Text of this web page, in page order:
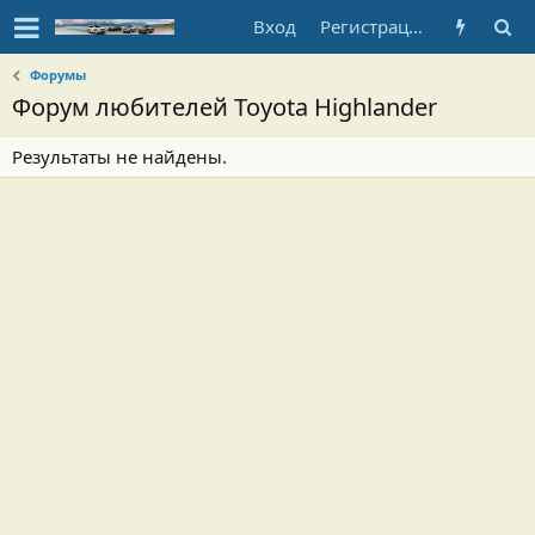
Вход Регистрация
Форумы
Форум любителей Toyota Highlander
Результаты не найдены.